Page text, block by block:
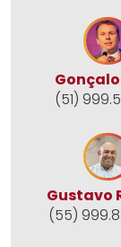
(51)
Gustavo
(55)